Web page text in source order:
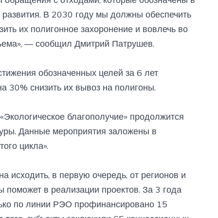
В 2030 году мы должны обеспечить
их полигонное захоронение и вовлечь во
— сообщил Дмитрий Патрушев.
обозначенных целей за 6 лет
30% снизить их вывоз на полигоны.
благополучие» продолжится
Данные мероприятия заложены в
цикла».
исходить, в первую очередь, от регионов и
поможет в реализации проектов. За 3 года
по линии РЭО профинансировано 15